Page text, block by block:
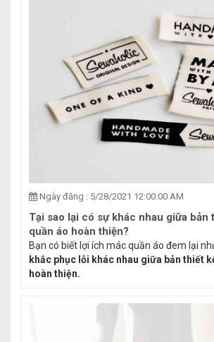
Ngày đăng : 5/28/2021 12:00:00 AM
Tại sao lại có sự khác nhau giữa bản
quần áo hoàn thiện?
Bạn có biết lợi ích mác quần áo đem lại
khắc phục lỗi khác nhau giữa bản thiết
hoàn thiện.